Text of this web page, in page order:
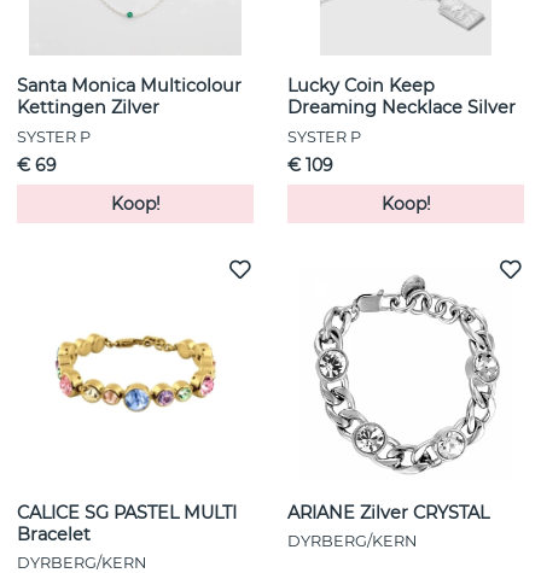
Santa Monica Multicolour
Kettingen Zilver
SYSTER P
€ 69
Koop!
Lucky Coin Keep
Dreaming Necklace Silver
SYSTER P
€ 109
Koop!
CALICE SG PASTEL MULTI
Bracelet
DYRBERG/KERN
ARIANE Zilver CRYSTAL
DYRBERG/KERN